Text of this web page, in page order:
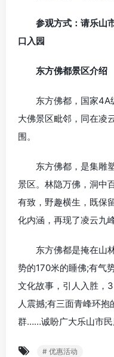
参观方式：请乐山市
口入园
东方佛都景区介绍
东方佛都，国家4A
大佛景区毗邻，同在凌
围。
东方佛都，是集雕塑
景区。林隐万佛，洞中
有致，野趣横生，既保
化内涵，再现了凌云九
东方佛都是掩在山林
势的170米的睡佛;有
文化故事，引人入胜，
人震撼;有三面青峰环
群……诚盼广大乐山市
# 优惠活动